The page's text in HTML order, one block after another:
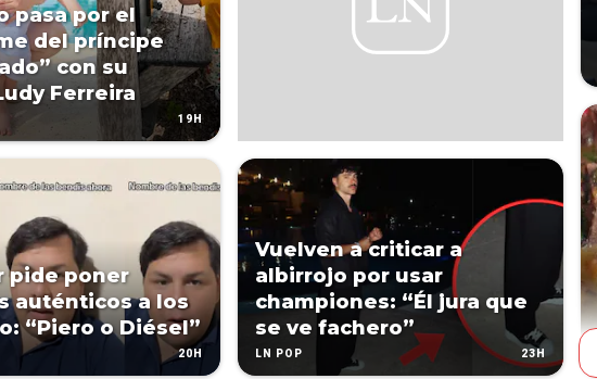
pasa por el
del príncipe
con su
Ferreira
19H
pide poner
auténticos a los
“Piero o Diésel”
20H
Vuelven a criticar a
albirrojo por usar
championes: “Él jura que
se ve fachero”
LN POP 23H